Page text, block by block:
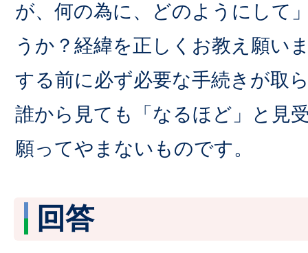
が、何の為に、どのようにして
うか？経緯を正しくお教え願い
する前に必ず必要な手続きが取
誰から見ても「なるほど」と見
願ってやまないものです。
回答